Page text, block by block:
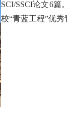
SCI/SSCI论文6
校“青蓝工程”优秀